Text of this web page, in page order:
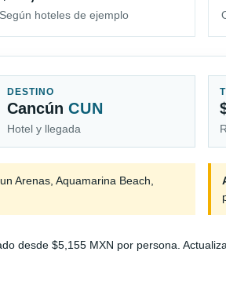
Según hoteles de ejemplo
DESTINO
CancúnCUN
Hotel y llegada
Arenas, Aquamarina Beach,
desde $5,155 MXN por persona.